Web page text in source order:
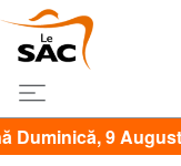
9 August!*